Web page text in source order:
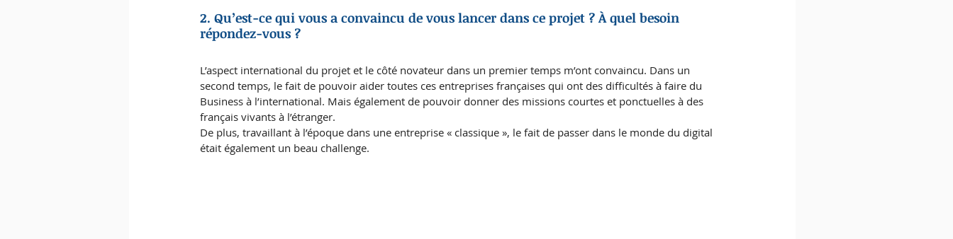
2. Qu’est-ce qui vous a convaincu de vous lancer dans ce projet ? À quel besoin
répondez-vous ?
L’aspect international du projet et le côté novateur dans un premier temps m’ont convaincu. Dans un
second temps, le fait de pouvoir aider toutes ces entreprises françaises qui ont des difficultés à faire du
Business à l’international. Mais également de pouvoir donner des missions courtes et ponctuelles à des
français vivants à l’étranger.
De plus, travaillant à l’époque dans une entreprise « classique », le fait de passer dans le monde du digital
était également un beau challenge.